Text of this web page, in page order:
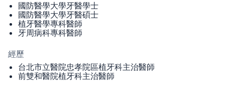
國防醫學大學牙醫學士
國防醫學大學牙醫碩士
植牙醫學專科醫師
牙周病科專科醫師
經歷
台北市立醫院忠孝院區植牙科主治醫師
前雙和醫院植牙科主治醫師